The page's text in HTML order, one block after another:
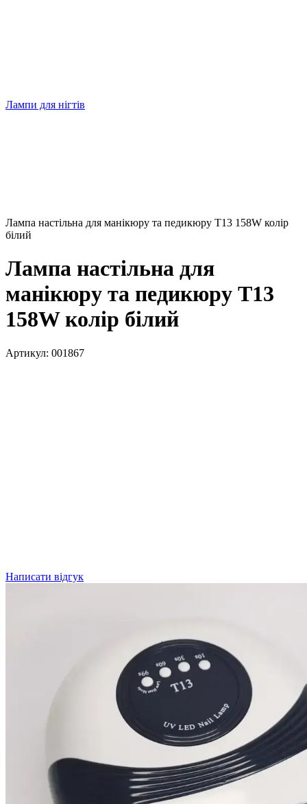
Лампи для нігтів
Лампа настільна для манікюру та педикюру T13 158W колір
білий
Лампа настільна для
манікюру та педикюру T13
158W колір білий
Артикул: 001867
Написати відгук